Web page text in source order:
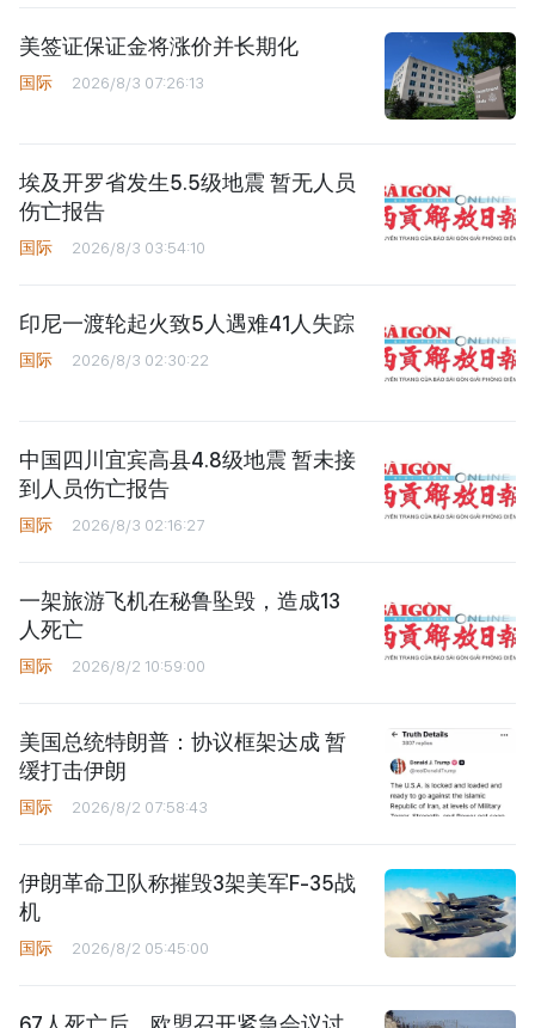
美签证保证金将涨价并长期化
国际 2026/8/3 07:26:13
埃及开罗省发生5.5级地震 暂无人员
伤亡报告
国际 2026/8/3 03:54:10
印尼一渡轮起火致5人遇难41人失踪
国际 2026/8/3 02:30:22
中国四川宜宾高县4.8级地震 暂未接
到人员伤亡报告
国际 2026/8/3 02:16:27
一架旅游飞机在秘鲁坠毁，造成13
人死亡
国际 2026/8/2 10:59:00
美国总统特朗普：协议框架达成 暂
缓打击伊朗
国际 2026/8/2 07:58:43
伊朗革命卫队称摧毁3架美军F-35战
机
国际 2026/8/2 05:45:00